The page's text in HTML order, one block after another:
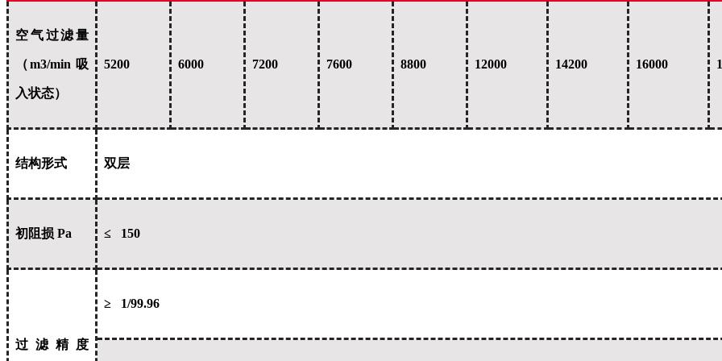
空气过滤量
（m3/min 吸
入状态）
5200 6000 7200 7600 8800 12000 14200 16000
结构形式 双层
初阻损 Pa ≤ 150
过滤精度
≥ 1/99.96